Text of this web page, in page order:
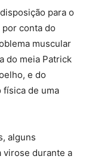
para o
conta do
muscular
do meia Patrick
e do
física de uma
alguns
virose durante a